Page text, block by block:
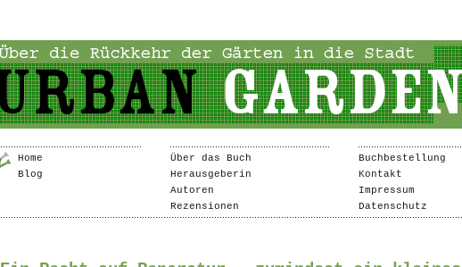
Home
Blog
Über das Buch
Herausgeberin
Autoren
Rezensionen
Buchbestellung
Kontakt
Impressum
Datenschutz